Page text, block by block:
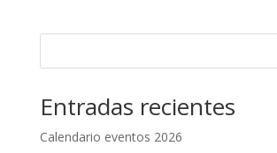
Entradas recientes
Calendario eventos 2026